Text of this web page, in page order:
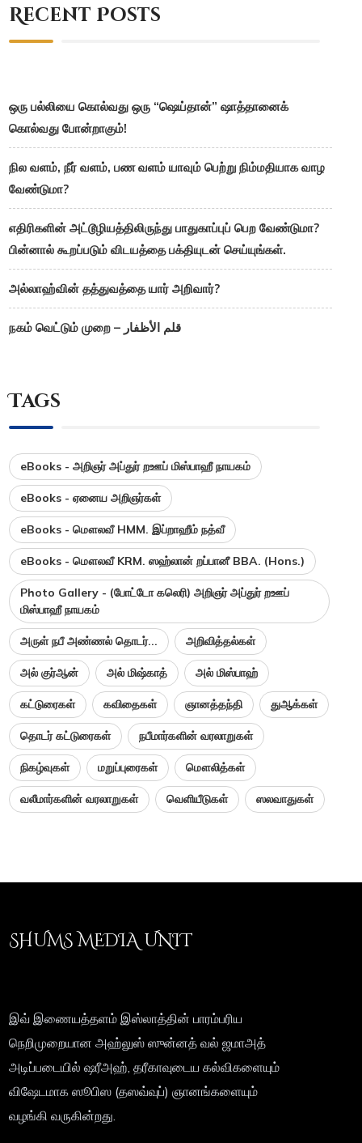
Recent Posts
ஒரு பல்லியை கொல்வது ஒரு “ஷெய்தான்” ஷாத்தானைக்
கொல்வது போன்றாகும்!
நில வளம், நீர் வளம், பண வளம் யாவும் பெற்று நிம்மதியாக வாழ
வேண்டுமா?
எதிரிகளின் அட்டூழியத்திலிருந்து பாதுகாப்புப் பெற வேண்டுமா?
பின்னால் கூறப்படும் விடயத்தை பக்தியுடன் செய்யுங்கள்.
அல்லாஹ்வின் தத்துவத்தை யார் அறிவார்?
நகம் வெட்டும் முறை – قلم الأظفار
Tags
eBooks - அறிஞர் அப்துர் றஊப் மிஸ்பாஹீ நாயகம்
eBooks - ஏனைய அறிஞர்கள்
eBooks - மௌலவீ HMM. இப்றாஹீம் நத்வீ
eBooks - மௌலவீ KRM. ஸஹ்லான் றப்பானீ BBA. (Hons.)
Photo Gallery - (போட்டோ கலெரி) அறிஞர் அப்துர் றஊப்
மிஸ்பாஹீ நாயகம்
அருள் நபீ அண்ணல் தொடர்... அறிவித்தல்கள்
அல் குர்ஆன் அல் மிஷ்காத் அல் மிஸ்பாஹ்
கட்டுரைகள் கவிதைகள் ஞானத்தந்தி துஆக்கள்
தொடர் கட்டுரைகள் நபீமார்களின் வரலாறுகள்
நிகழ்வுகள் மறுப்புரைகள் மௌலித்கள்
வலீமார்களின் வரலாறுகள் வெளியீடுகள் ஸலவாதுகள்
SHUMS MEDIA UNIT
இவ் இணையத்தளம் இஸ்லாத்தின் பாரம்பரிய
நெறிமுறையான அஹ்லுஸ் ஸுன்னத் வல் ஜமாஅத்
அடிப்படையில் ஷரீஅஹ், தரீகாவுடைய கல்விகளையும்
விஷேடமாக ஸூபிஸ (தஸவ்வுப்) ஞானங்களையும்
வழங்கி வருகின்றது.